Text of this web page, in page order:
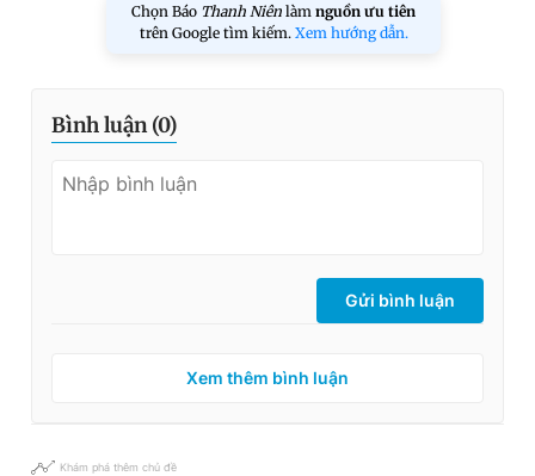
Chọn Báo Thanh Niên làm nguồn ưu tiên
trên Google tìm kiếm. Xem hướng dẫn.
Bình luận (0)
Gửi bình luận
Xem thêm bình luận
Khám phá thêm chủ đề